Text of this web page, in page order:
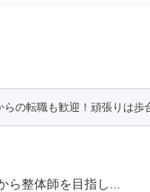
の転職も歓迎！頑張りは歩
整体師を目指し...